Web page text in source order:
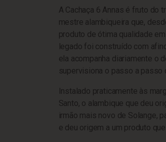
A Cachaça 6 Annas é fruto do
mestre alambiqueira que,
produto de ótima qualidade
legado foi construído com
ela acompanha diariamente o
supervisiona o passo a passo
Instalado praticamente às
Santo, o alambique que deu
irmão mais novo de Solange,
e deu origem a um produto